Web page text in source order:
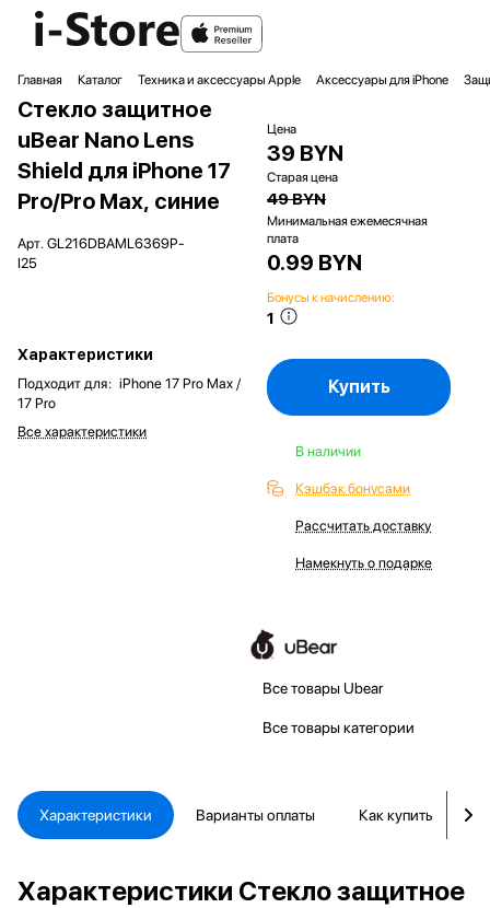
Главная Каталог Техника и аксессуары Apple Аксессуары для iPhone
Стекло защитное
uBear Nano Lens
Shield для iPhone 17
Pro/Pro Max, синие
Арт. GL216DBAML6369P-
I25
Характеристики
Подходит для: iPhone 17 Pro Max /
17 Pro
Все характеристики
Цена
39 BYN
Старая цена
49 BYN
Минимальная ежемесячная
плата
0.99 BYN
Бонусы к начислению:
1
Купить
В наличии
Кэшбэк бонусами
Рассчитать доставку
Намекнуть о подарке
Все товары Ubear
Все товары категории
Характеристики Варианты оплаты Как купить
Характеристики Стекло защитное